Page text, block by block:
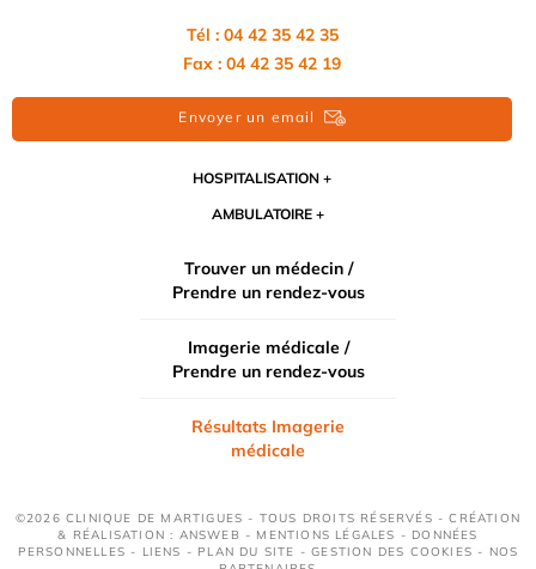
Tél : 04 42 35 42 35
Fax : 04 42 35 42 19
Envoyer un email
HOSPITALISATION
AMBULATOIRE
Trouver un médecin /
Prendre un rendez-vous
Imagerie médicale /
Prendre un rendez-vous
Résultats Imagerie
médicale
©2026 CLINIQUE DE MARTIGUES - TOUS DROITS RÉSERVÉS - CRÉATION
& RÉALISATION : ANSWEB - MENTIONS LÉGALES - DONNÉES
PERSONNELLES - LIENS - PLAN DU SITE -GESTION DES COOKIES - NOS